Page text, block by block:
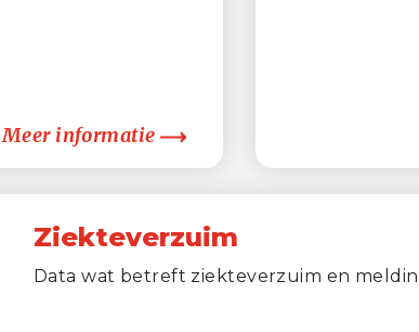
Meer informatie
Ziekteverzuim
Data wat betreft ziekteverzuim en